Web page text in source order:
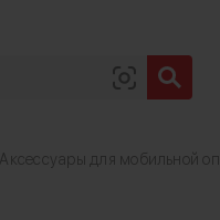
Аксессуары для мобильной